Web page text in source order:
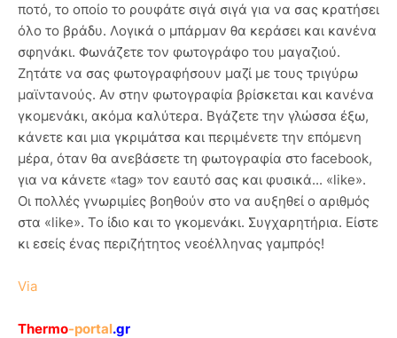
ποτό, το οποίο το ρουφάτε σιγά σιγά για να σας κρατήσει
όλο το βράδυ. Λογικά ο μπάρμαν θα κεράσει και κανένα
σφηνάκι. Φωνάζετε τον φωτογράφο του μαγαζιού.
Ζητάτε να σας φωτογραφήσουν μαζί με τους τριγύρω
μαϊντανούς. Αν στην φωτογραφία βρίσκεται και κανένα
γκομενάκι, ακόμα καλύτερα. Βγάζετε την γλώσσα έξω,
κάνετε και μια γκριμάτσα και περιμένετε την επόμενη
μέρα, όταν θα ανεβάσετε τη φωτογραφία στο facebook,
για να κάνετε «tag» τον εαυτό σας και φυσικά... «like».
Οι πολλές γνωριμίες βοηθούν στο να αυξηθεί ο αριθμός
στα «like». Το ίδιο και το γκομενάκι. Συγχαρητήρια. Είστε
κι εσείς ένας περιζήτητος νεοέλληνας γαμπρός!
Via
Thermo-portal.gr